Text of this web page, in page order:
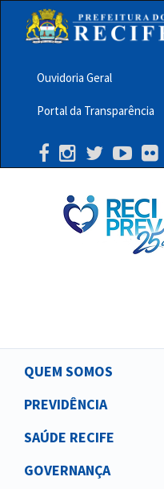
principalMenu
Barra
Topo
PCR
Ouvidoria Geral
Portal da Transparência
Main
navigation
QUEM SOMOS
PREVIDÊNCIA
SAÚDE RECIFE
GOVERNANÇA